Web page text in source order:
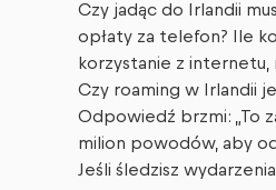
Czy jadąc do Irlandii
opłaty za telefon? Ile
korzystanie z internetu,
Czy roaming w Irlandii
Odpowiedź brzmi: „To
milion powodów, aby
Jeśli śledzisz